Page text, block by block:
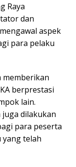
Raya
dan
aspek
para pelaku
memberikan
berprestasi
lain.
dilakukan
para peserta
telah